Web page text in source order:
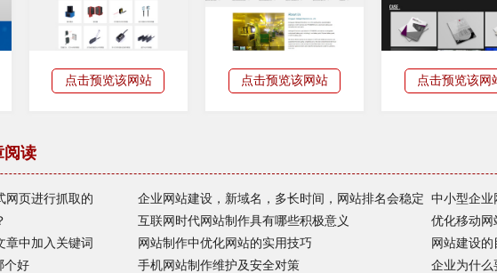
点击预览该网站 点击预览该网站 点击预览该网
阅读
网页进行抓取的 企业网站建设，新域名，多长时间，网站排名会稳定
中小型企业
互联网时代网站制作具有哪些积极意义
优化移动网
章中加入关键词
网站制作中优化网站的实用技巧
网站建设的
个好
手机网站制作维护及安全对策
企业为什么